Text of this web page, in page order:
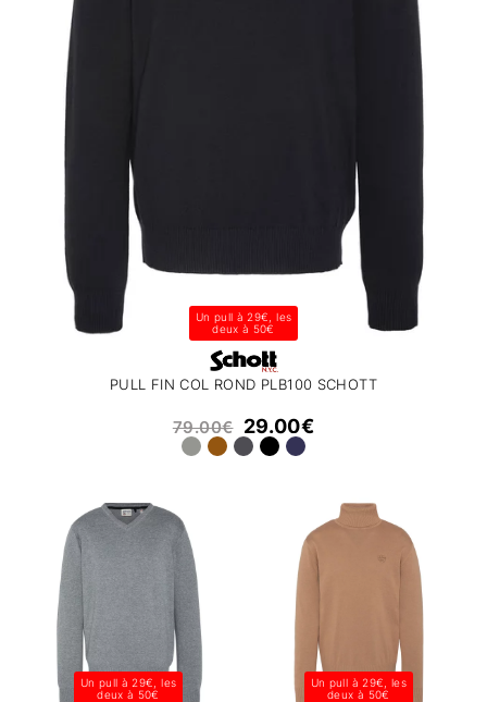
Un pull à 29€, les
deux à 50€
PULL FIN COL ROND PLB100 SCHOTT
79.00€ 29.00€
Un pull à 29€, les
deux à 50€
Un pull à 29€, les
deux à 50€